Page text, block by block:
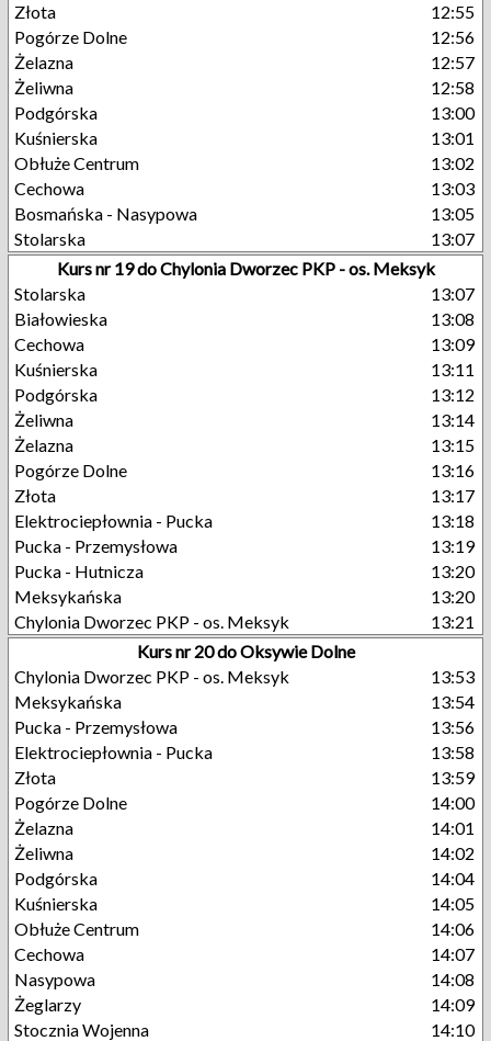
Złota
12:55
Pogórze Dolne
12:56
Żelazna
12:57
Żeliwna
12:58
Podgórska
13:00
Kuśnierska
13:01
Obłuże Centrum
13:02
Cechowa
13:03
Bosmańska - Nasypowa
13:05
Stolarska
13:07
Kurs nr 19 do Chylonia Dworzec PKP - os. Meksyk
Stolarska
13:07
Białowieska
13:08
Cechowa
13:09
Kuśnierska
13:11
Podgórska
13:12
Żeliwna
13:14
Żelazna
13:15
Pogórze Dolne
13:16
Złota
13:17
Elektrociepłownia - Pucka
13:18
Pucka - Przemysłowa
13:19
Pucka - Hutnicza
13:20
Meksykańska
13:20
Chylonia Dworzec PKP - os. Meksyk
13:21
Kurs nr 20 do Oksywie Dolne
Chylonia Dworzec PKP - os. Meksyk
13:53
Meksykańska
13:54
Pucka - Przemysłowa
13:56
Elektrociepłownia - Pucka
13:58
Złota
13:59
Pogórze Dolne
14:00
Żelazna
14:01
Żeliwna
14:02
Podgórska
14:04
Kuśnierska
14:05
Obłuże Centrum
14:06
Cechowa
14:07
Nasypowa
14:08
Żeglarzy
14:09
Stocznia Wojenna
14:10